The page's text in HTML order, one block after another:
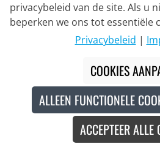
Recycled
privacybeleid van de site. Als u
beperken we ons tot essentiële
Privacybeleid |
COOKIES
ALLEEN FUNCTIONELE
ACCEPTEER ALLE